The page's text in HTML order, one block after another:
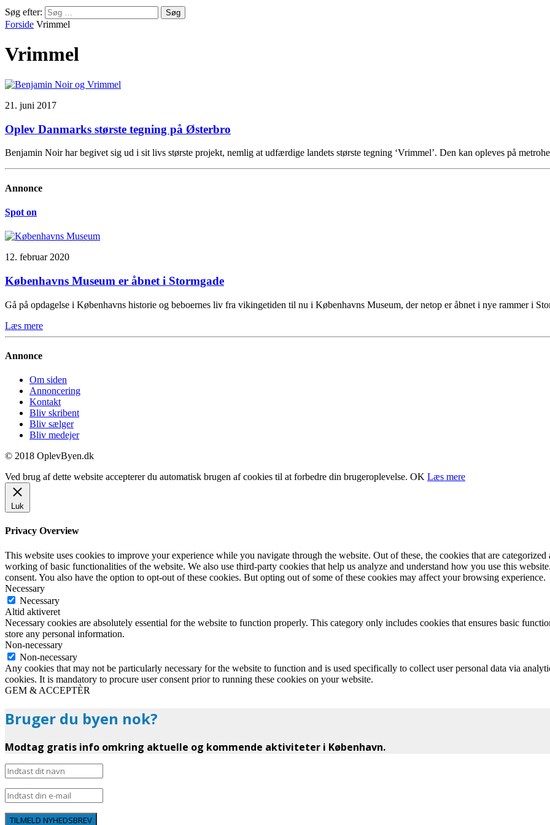
Søg efter:
Forside Vrimmel
Vrimmel
21. juni 2017
Oplev Danmarks største tegning på Østerbro
Benjamin Noir har begivet sig ud i sit livs største projekt, nemlig at udfærdige landets største tegning ‘Vrimmel’. Den kan opleves på
Annonce
Spot on
12. februar 2020
Københavns Museum er åbnet i Stormgade
Gå på opdagelse i Københavns historie og beboernes liv fra vikingetiden til nu i Københavns Museum, der netop er åbnet i nye rammer i
Læs mere
Annonce
Om siden
Annoncering
Kontakt
Bliv skribent
Bliv sælger
Bliv medejer
© 2018 OplevByen.dk
Ved brug af dette website accepterer du automatisk brugen af cookies til at forbedre din brugeroplevelse. OK Læs mere
Luk
Privacy Overview
This website uses cookies to improve your experience while you navigate through the website. Out of these, the cookies that are categorized
working of basic functionalities of the website. We also use third-party cookies that help us analyze and understand how you use this
consent. You also have the option to opt-out of these cookies. But opting out of some of these cookies may affect your browsing experience.
Necessary
Necessary
Altid aktiveret
Necessary cookies are absolutely essential for the website to function properly. This category only includes cookies that ensures basic
store any personal information.
Non-necessary
Non-necessary
Any cookies that may not be particularly necessary for the website to function and is used specifically to collect user personal data via
cookies. It is mandatory to procure user consent prior to running these cookies on your website.
GEM & ACCEPTÈR
Bruger du byen nok?
Modtag gratis info omkring aktuelle og kommende aktiviteter i København.
TILMELD NYHEDSBREV